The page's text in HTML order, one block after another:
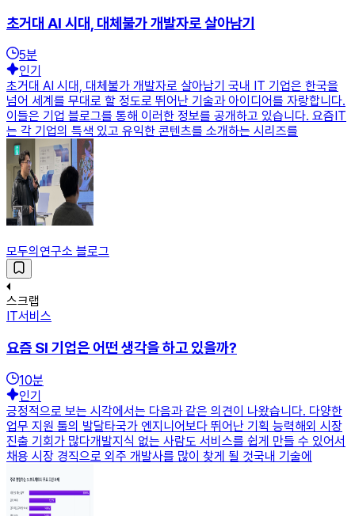
초거대 AI 시대, 대체불가 개발자로 살아남기
5분
인기
초거대 AI 시대, 대체불가 개발자로 살아남기 국내 IT 기업은 한국을
넘어 세계를 무대로 할 정도로 뛰어난 기술과 아이디어를 자랑합니다.
이들은 기업 블로그를 통해 이러한 정보를 공개하고 있습니다. 요즘IT
는 각 기업의 특색 있고 유익한 콘텐츠를 소개하는 시리즈를
모두의연구소 블로그
스크랩
IT서비스
요즘 SI 기업은 어떤 생각을 하고 있을까?
10분
인기
긍정적으로 보는 시각에서는 다음과 같은 의견이 나왔습니다. 다양한
업무 지원 툴의 발달타국가 엔지니어보다 뛰어난 기획 능력해외 시장
진출 기회가 많다개발지식 없는 사람도 서비스를 쉽게 만들 수 있어서
채용 시장 경직으로 외주 개발사를 많이 찾게 될 것국내 기술에